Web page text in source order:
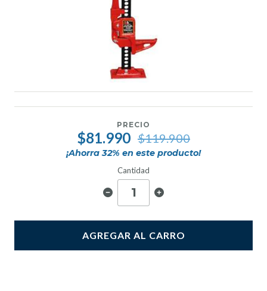
PRECIO
$81.990 $119.900
¡Ahorra32% en este producto!
Cantidad
AGREGAR AL CARRO